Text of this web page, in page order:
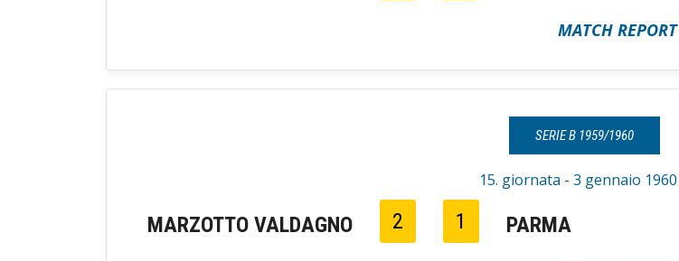
MATCH REPORT
SERIE B 1959/1960
15. giornata - 3 gennaio 1960
MARZOTTO VALDAGNO 2 1 PARMA